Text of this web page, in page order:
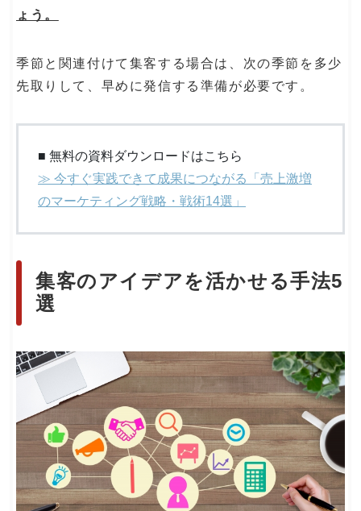
ょう。
季節と関連付けて集客する場合は、次の季節を多少
先取りして、早めに発信する準備が必要です。
■ 無料の資料ダウンロードはこちら
≫ 今すぐ実践できて成果につながる「売上激増
のマーケティング戦略・戦術14選」
集客のアイデアを活かせる手法5
選